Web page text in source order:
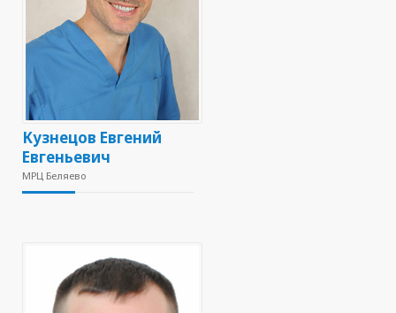
Кузнецов Евгений
Евгеньевич
МРЦ Беляево